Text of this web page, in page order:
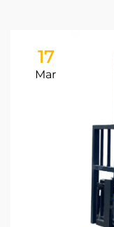
17
Mar